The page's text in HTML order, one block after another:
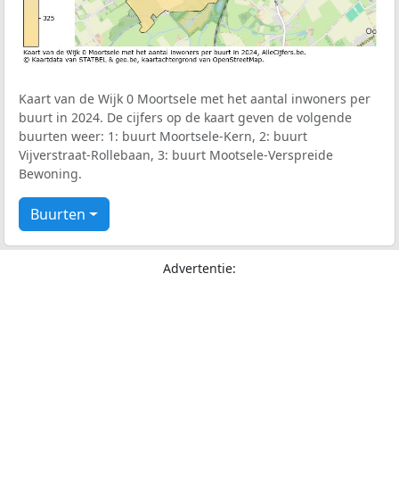
Kaart van de Wijk 0 Moortsele met het aantal inwoners per
buurt in 2024. De cijfers op de kaart geven de volgende
buurten weer: 1: buurt Moortsele-Kern, 2: buurt
Vijverstraat-Rollebaan, 3: buurt Mootsele-Verspreide
Bewoning.
Buurten
Advertentie: